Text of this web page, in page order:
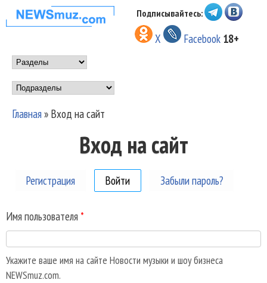
Перейти к основному
содержанию
НОВОСТИ
МУЗЫКИ И
ШОУ БИЗНЕСА
NEWSMUZ.COM
Подписывайтесь:
X Facebook 18+
Main menu
Подразделы
Вы здесь
Главная» Вход на сайт
Вход на сайт
Регистрация Войти (активная вкладка)
Забыли пароль?
Имя пользователя *
Укажите ваше имя на сайте Новости музыки и шоу бизнеса
NEWSmuz.com.